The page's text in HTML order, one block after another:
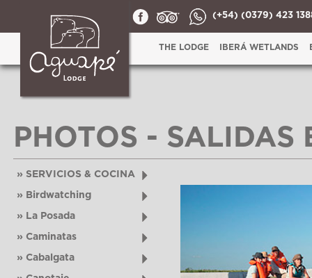
(+54) (0379) 423
THE LODGE IBERÁ WETLANDS
PHOTOS - SALIDAS
» SERVICIOS & COCINA
» Birdwatching
» La Posada
» Caminatas
» Cabalgata